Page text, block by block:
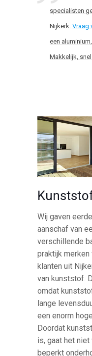
specialisten
Nijkerk.Vraag
een
Makkelijk,
Wij gaven
aanschaf van
verschillende
praktijk
klanten uit
van kunststof.
omdat
lange
een enorm
Doordat
is, gaat het
beperkt